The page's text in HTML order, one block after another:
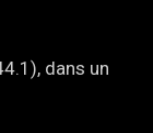
dans un